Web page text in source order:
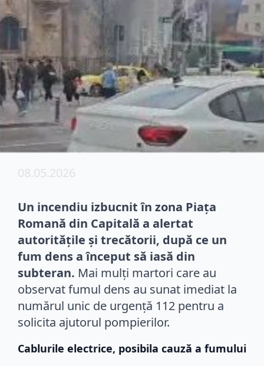
08.05.2026
Un incendiu izbucnit în zona Piața
Romană din Capitală a alertat
autoritățile și trecătorii, după ce un
fum dens a început să iasă din
subteran. Mai mulți martori care au
observat fumul dens au sunat imediat la
numărul unic de urgență 112 pentru a
solicita ajutorul pompierilor.
Cablurile electrice, posibila cauză a fumului